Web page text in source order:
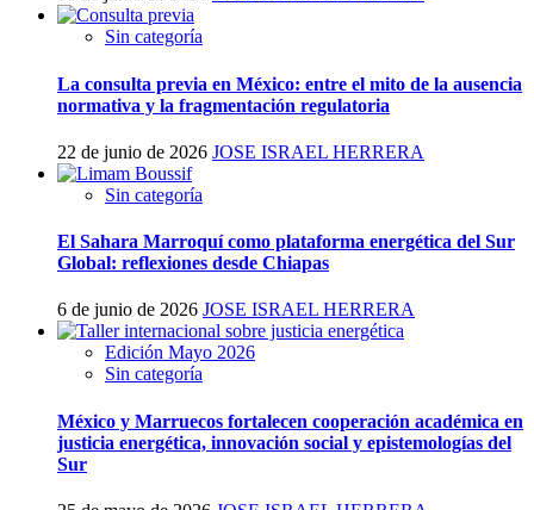
Sin categoría
La consulta previa en México: entre el mito de la ausencia
normativa y la fragmentación regulatoria
22 de junio de 2026 JOSE ISRAEL HERRERA
Sin categoría
El Sahara Marroquí como plataforma energética del Sur
Global: reflexiones desde Chiapas
6 de junio de 2026 JOSE ISRAEL HERRERA
Edición Mayo 2026
Sin categoría
México y Marruecos fortalecen cooperación académica en
justicia energética, innovación social y epistemologías del
Sur